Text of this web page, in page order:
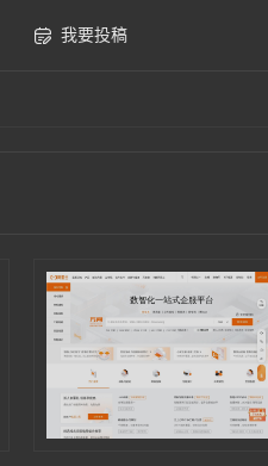
我要投稿